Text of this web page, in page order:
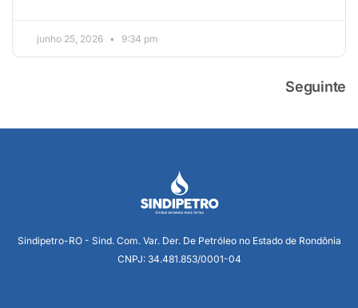
junho 25, 2026 9:34 pm
Seguinte
Sindipetro-RO - Sind. Com. Var. Der. De Petróleo no Estado de Rondônia
CNPJ: 34.481.853/0001-04